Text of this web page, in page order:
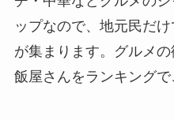
ップなので、地元民だ
が集まります。グルメ
飯屋さんをランキングで